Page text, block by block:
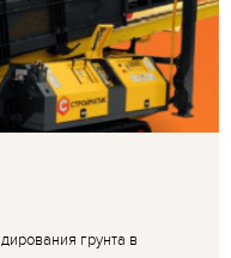
грунта в